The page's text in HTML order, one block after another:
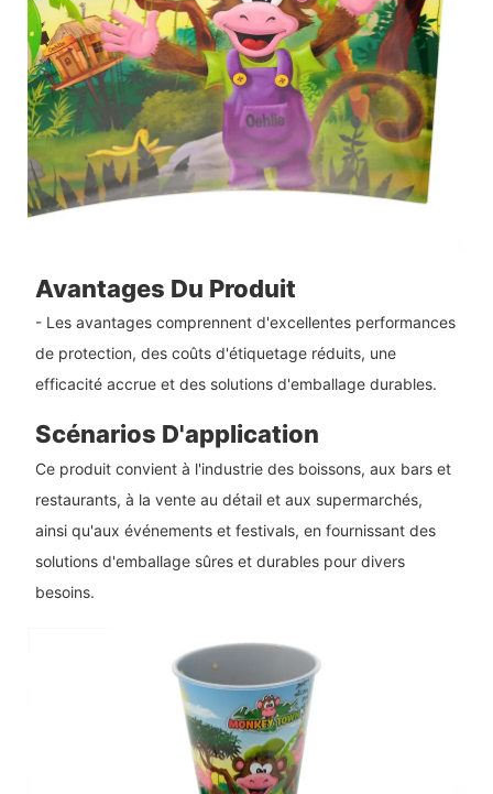
Avantages Du Produit
- Les avantages comprennent d'excellentes performances
de protection, des coûts d'étiquetage réduits, une
efficacité accrue et des solutions d'emballage durables.
Scénarios D'application
Ce produit convient à l'industrie des boissons, aux bars et
restaurants, à la vente au détail et aux supermarchés,
ainsi qu'aux événements et festivals, en fournissant des
solutions d'emballage sûres et durables pour divers
besoins.